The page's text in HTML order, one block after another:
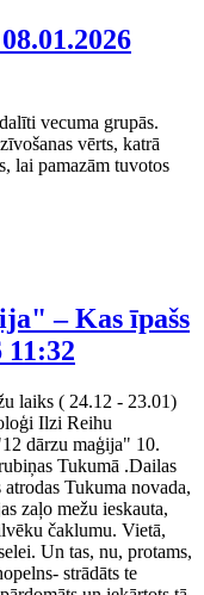
08.01.2026
vecuma grupās.
vērts, katrā
lai pamazām tuvotos
– Kas īpašs
11:32
laiks ( 24.12 - 23.01)
Ilzi Reihu
dārzu maģija" 10.
Tukumā .Dailas
Tukuma novada,
zaļo mežu ieskauta,
čaklumu. Vietā,
Un tas, nu, protams,
strādāts te